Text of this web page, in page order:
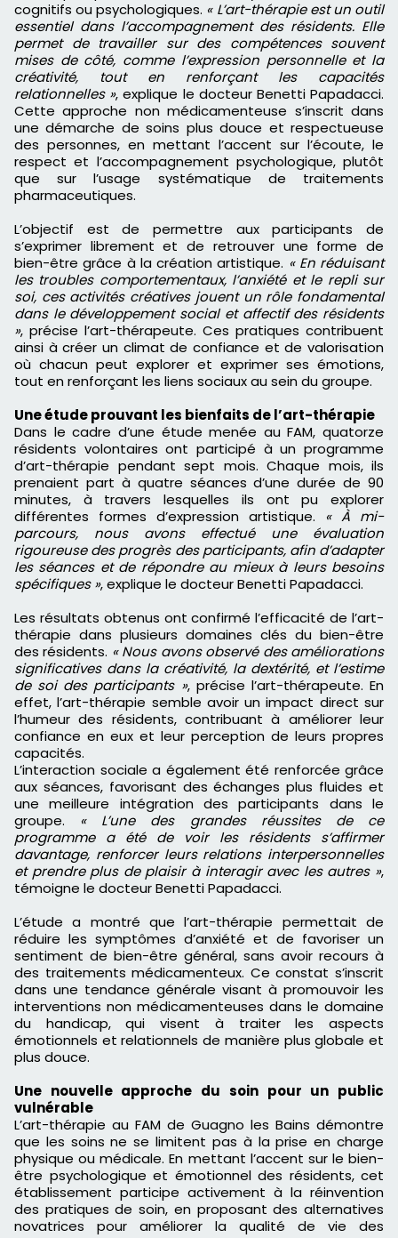
cognitifs ou psychologiques. « L’art-thérapie est un outil
essentiel dans l’accompagnement des résidents. Elle
permet de travailler sur des compétences souvent
mises de côté, comme l’expression personnelle et la
créativité, tout en renforçant les capacités
relationnelles », explique le docteur Benetti Papadacci.
Cette approche non médicamenteuse s’inscrit dans
une démarche de soins plus douce et respectueuse
des personnes, en mettant l’accent sur l’écoute, le
respect et l’accompagnement psychologique, plutôt
que sur l’usage systématique de traitements
pharmaceutiques.
L’objectif est de permettre aux participants de
s’exprimer librement et de retrouver une forme de
bien-être grâce à la création artistique. « En réduisant
les troubles comportementaux, l’anxiété et le repli sur
soi, ces activités créatives jouent un rôle fondamental
dans le développement social et affectif des résidents
», précise l’art-thérapeute. Ces pratiques contribuent
ainsi à créer un climat de confiance et de valorisation
où chacun peut explorer et exprimer ses émotions,
tout en renforçant les liens sociaux au sein du groupe.
Une étude prouvant les bienfaits de l’art-thérapie
Dans le cadre d’une étude menée au FAM, quatorze
résidents volontaires ont participé à un programme
d’art-thérapie pendant sept mois. Chaque mois, ils
prenaient part à quatre séances d’une durée de 90
minutes, à travers lesquelles ils ont pu explorer
différentes formes d’expression artistique. « À mi-
parcours, nous avons effectué une évaluation
rigoureuse des progrès des participants, afin d’adapter
les séances et de répondre au mieux à leurs besoins
spécifiques », explique le docteur Benetti Papadacci.
Les résultats obtenus ont confirmé l’efficacité de l’art-
thérapie dans plusieurs domaines clés du bien-être
des résidents. « Nous avons observé des améliorations
significatives dans la créativité, la dextérité, et l’estime
de soi des participants », précise l’art-thérapeute. En
effet, l’art-thérapie semble avoir un impact direct sur
l’humeur des résidents, contribuant à améliorer leur
confiance en eux et leur perception de leurs propres
capacités.
L’interaction sociale a également été renforcée grâce
aux séances, favorisant des échanges plus fluides et
une meilleure intégration des participants dans le
groupe. « L’une des grandes réussites de ce
programme a été de voir les résidents s’affirmer
davantage, renforcer leurs relations interpersonnelles
et prendre plus de plaisir à interagir avec les autres »,
témoigne le docteur Benetti Papadacci.
L’étude a montré que l’art-thérapie permettait de
réduire les symptômes d’anxiété et de favoriser un
sentiment de bien-être général, sans avoir recours à
des traitements médicamenteux. Ce constat s’inscrit
dans une tendance générale visant à promouvoir les
interventions non médicamenteuses dans le domaine
du handicap, qui visent à traiter les aspects
émotionnels et relationnels de manière plus globale et
plus douce.
Une nouvelle approche du soin pour un public
vulnérable
L’art-thérapie au FAM de Guagno les Bains démontre
que les soins ne se limitent pas à la prise en charge
physique ou médicale. En mettant l’accent sur le bien-
être psychologique et émotionnel des résidents, cet
établissement participe activement à la réinvention
des pratiques de soin, en proposant des alternatives
novatrices pour améliorer la qualité de vie des